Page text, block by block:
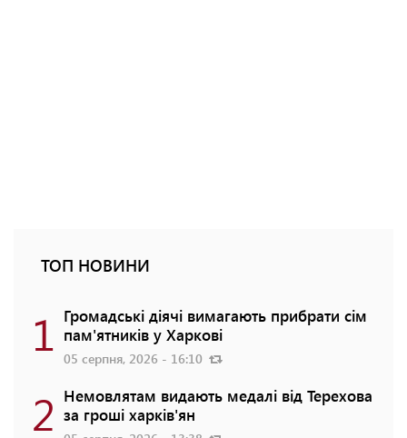
ТОП НОВИНИ
1 Громадські діячі вимагають прибрати сім
пам'ятників у Харкові
05 серпня, 2026 - 16:10
2 Немовлятам видають медалі від Терехова
за гроші харків'ян